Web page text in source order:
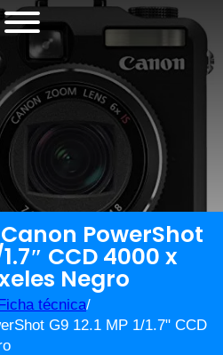
PowerShot
1.7″ CCD 4000 x
Negro
técnica/
G9 12.1 MP 1/1.7" CCD